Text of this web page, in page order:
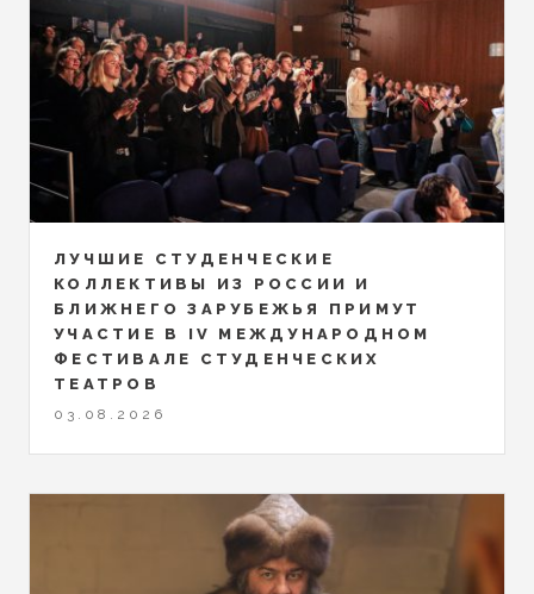
ЛУЧШИЕ СТУДЕНЧЕСКИЕ
КОЛЛЕКТИВЫ ИЗ РОССИИ И
БЛИЖНЕГО ЗАРУБЕЖЬЯ ПРИМУТ
УЧАСТИЕ В IV МЕЖДУНАРОДНОМ
ФЕСТИВАЛЕ СТУДЕНЧЕСКИХ
ТЕАТРОВ
03.08.2026